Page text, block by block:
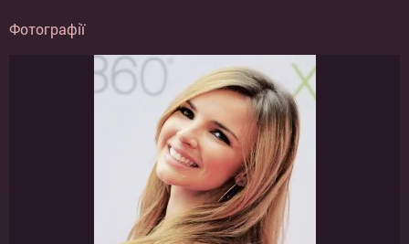
Фотографії